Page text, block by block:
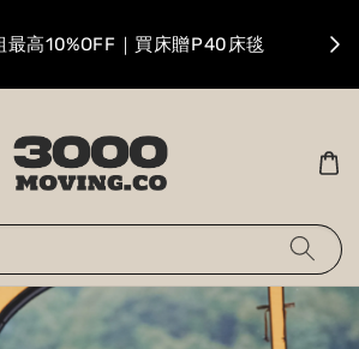
最高10%OFF｜買床贈P40床毯